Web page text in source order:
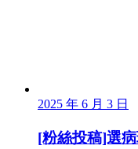
2025 年 6 月 3 日
[粉絲投稿]選